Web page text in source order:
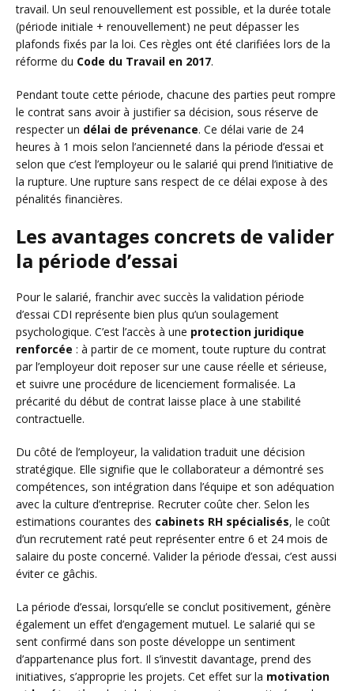
travail. Un seul renouvellement est possible, et la durée totale
(période initiale + renouvellement) ne peut dépasser les
plafonds fixés par la loi. Ces règles ont été clarifiées lors de la
réforme du Code du Travail en 2017.
Pendant toute cette période, chacune des parties peut rompre
le contrat sans avoir à justifier sa décision, sous réserve de
respecter un délai de prévenance. Ce délai varie de 24
heures à 1 mois selon l’ancienneté dans la période d’essai et
selon que c’est l’employeur ou le salarié qui prend l’initiative de
la rupture. Une rupture sans respect de ce délai expose à des
pénalités financières.
Les avantages concrets de valider
la période d’essai
Pour le salarié, franchir avec succès la validation période
d’essai CDI représente bien plus qu’un soulagement
psychologique. C’est l’accès à une protection juridique
renforcée : à partir de ce moment, toute rupture du contrat
par l’employeur doit reposer sur une cause réelle et sérieuse,
et suivre une procédure de licenciement formalisée. La
précarité du début de contrat laisse place à une stabilité
contractuelle.
Du côté de l’employeur, la validation traduit une décision
stratégique. Elle signifie que le collaborateur a démontré ses
compétences, son intégration dans l’équipe et son adéquation
avec la culture d’entreprise. Recruter coûte cher. Selon les
estimations courantes des cabinets RH spécialisés, le coût
d’un recrutement raté peut représenter entre 6 et 24 mois de
salaire du poste concerné. Valider la période d’essai, c’est aussi
éviter ce gâchis.
La période d’essai, lorsqu’elle se conclut positivement, génère
également un effet d’engagement mutuel. Le salarié qui se
sent confirmé dans son poste développe un sentiment
d’appartenance plus fort. Il s’investit davantage, prend des
initiatives, s’approprie les projets. Cet effet sur la motivation